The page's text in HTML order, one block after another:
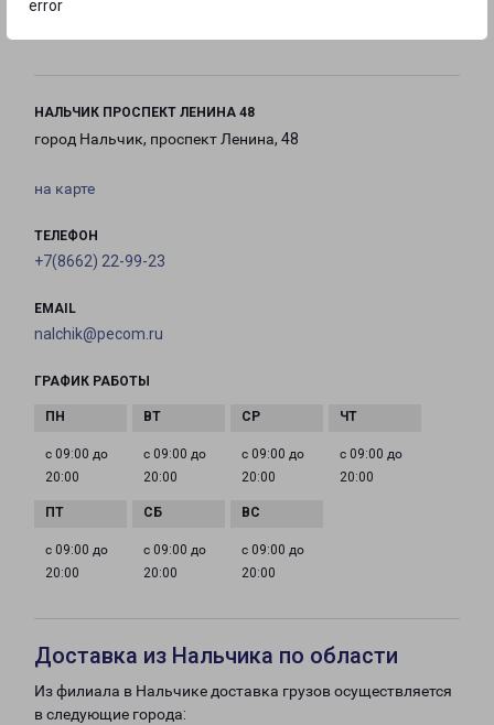
errorс 09:00 до
НАЛЬЧИК ПРОСПЕКТ ЛЕНИНА 48
город Нальчик, проспект Ленина, 48
на карте
ТЕЛЕФОН
+7(8662) 22-99-23
EMAIL
nalchik@pecom.ru
ГРАФИК РАБОТЫ
с 09:00 до
20:00
с 09:00 до
20:00
с 09:00 до
20:00
с 09:00 до
20:00
с 09:00 до
20:00
с 09:00 до
20:00
с 09:00 до
20:00
Доставка из Нальчика по области
Из филиала в Нальчике доставка грузов осуществляется
в следующие города: